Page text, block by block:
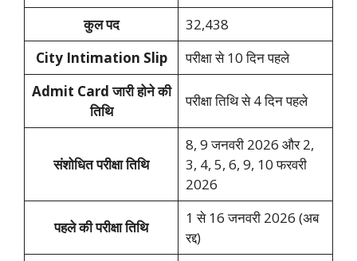
कुल पद
32,438
City Intimation Slip
परीक्षा से 10 दिन पहले
Admit Card जारी होने की
तिथि
परीक्षा तिथि से 4 दिन पहले
संशोधित परीक्षा तिथि
8, 9 जनवरी 2026 और 2,
3, 4, 5, 6, 9, 10 फरवरी
2026
पहले की परीक्षा तिथि
1 से 16 जनवरी 2026 (अब
रद्द)